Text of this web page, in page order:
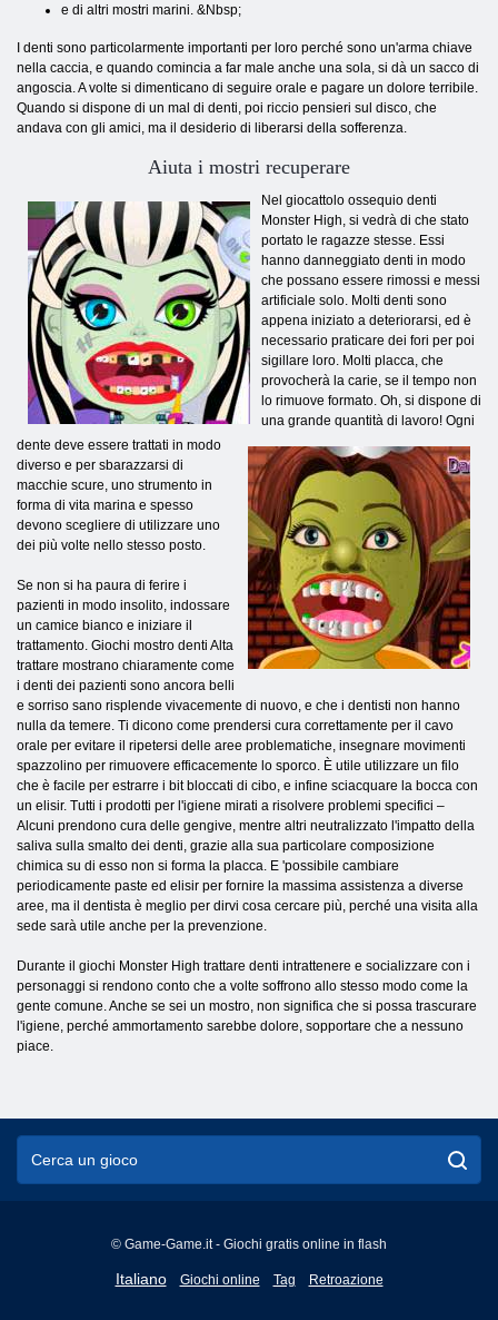
e di altri mostri marini. &Nbsp;
I denti sono particolarmente importanti per loro perché sono un'arma chiave
nella caccia, e quando comincia a far male anche una sola, si dà un sacco di
angoscia. A volte si dimenticano di seguire orale e pagare un dolore terribile.
Quando si dispone di un mal di denti, poi riccio pensieri sul disco, che
andava con gli amici, ma il desiderio di liberarsi della sofferenza.
Aiuta i mostri recuperare
Nel giocattolo ossequio denti
Monster High, si vedrà di che stato
portato le ragazze stesse. Essi
hanno danneggiato denti in modo
che possano essere rimossi e messi
artificiale solo. Molti denti sono
appena iniziato a deteriorarsi, ed è
necessario praticare dei fori per poi
sigillare loro. Molti placca, che
provocherà la carie, se il tempo non
lo rimuove formato. Oh, si dispone di
una grande quantità di lavoro! Ogni
dente deve essere trattati in modo
diverso e per sbarazzarsi di
macchie scure, uno strumento in
forma di vita marina e spesso
devono scegliere di utilizzare uno
dei più volte nello stesso posto.
Se non si ha paura di ferire i
pazienti in modo insolito, indossare
un camice bianco e iniziare il
trattamento. Giochi mostro denti Alta
trattare mostrano chiaramente come
i denti dei pazienti sono ancora belli
e sorriso sano risplende vivacemente di nuovo, e che i dentisti non hanno
nulla da temere. Ti dicono come prendersi cura correttamente per il cavo
orale per evitare il ripetersi delle aree problematiche, insegnare movimenti
spazzolino per rimuovere efficacemente lo sporco. È utile utilizzare un filo
che è facile per estrarre i bit bloccati di cibo, e infine sciacquare la bocca con
un elisir. Tutti i prodotti per l'igiene mirati a risolvere problemi specifici –
Alcuni prendono cura delle gengive, mentre altri neutralizzato l'impatto della
saliva sulla smalto dei denti, grazie alla sua particolare composizione
chimica su di esso non si forma la placca. E 'possibile cambiare
periodicamente paste ed elisir per fornire la massima assistenza a diverse
aree, ma il dentista è meglio per dirvi cosa cercare più, perché una visita alla
sede sarà utile anche per la prevenzione.
Durante il giochi Monster High trattare denti intrattenere e socializzare con i
personaggi si rendono conto che a volte soffrono allo stesso modo come la
gente comune. Anche se sei un mostro, non significa che si possa trascurare
l'igiene, perché ammortamento sarebbe dolore, sopportare che a nessuno
piace.
© Game-Game.it - Giochi gratis online in flash
Italiano
English
Giochi online Tag Retroazione